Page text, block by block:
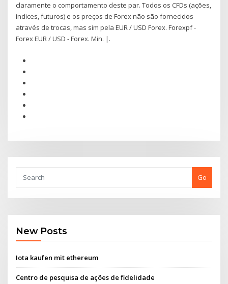
claramente o comportamento deste par. Todos os CFDs (ações,
índices, futuros) e os preços de Forex não são fornecidos
através de trocas, mas sim pela EUR / USD Forex. Forexpf -
Forex EUR / USD - Forex. Min. |.
Go
New Posts
Iota kaufen mit ethereum
Centro de pesquisa de ações de fidelidade